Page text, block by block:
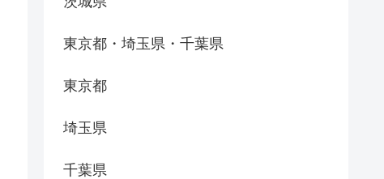
東京都・埼玉県・千葉県
東京都
埼玉県
千葉県